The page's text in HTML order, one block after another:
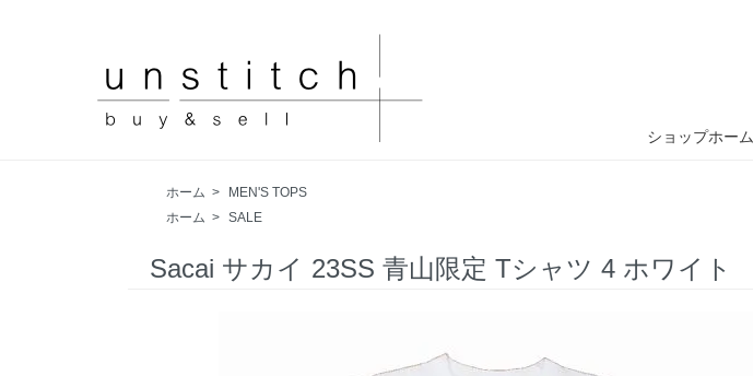
ショップホーム
ホーム >
MEN'S TOPS
ホーム > SALE
Sacai サカイ 23SS 青山限定 Tシャツ 4 ホワイト